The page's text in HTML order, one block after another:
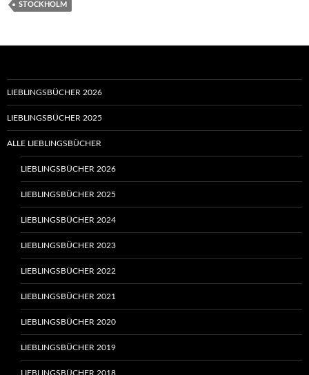
STOCKHOLM
LIEBLINGSBÜCHER 2026
LIEBLINGSBÜCHER 2025
ALLE LIEBLINGSBÜCHER
LIEBLINGSBÜCHER 2026
LIEBLINGSBÜCHER 2025
LIEBLINGSBÜCHER 2024
LIEBLINGSBÜCHER 2023
LIEBLINGSBÜCHER 2022
LIEBLINGSBÜCHER 2021
LIEBLINGSBÜCHER 2020
LIEBLINGSBÜCHER 2019
LIEBLINGSBÜCHER 2018